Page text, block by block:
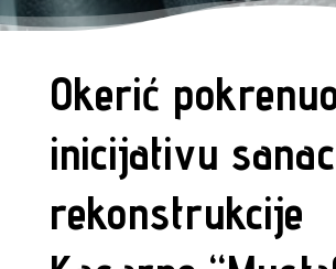
Okerić
inicijativu
rekonstrukcije